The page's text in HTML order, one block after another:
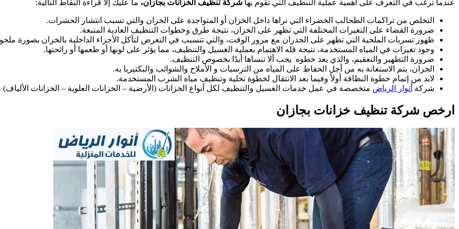
عندما ترغب في التعرف على أهمية عملية التنظيف التي تقوم بها شركة تنظيف الخزانات بجازان، ما عليك إلا قراءة النقاط التالية:
التخلص من تراكمات الطحالب الخضراء التي نراها داخل الخزان أو المتواجدة على الخزان والتي تسبب انتشار الحشرات.
ضرورة القضاء على التغيرات المختلفة التي تظهر على الخزان، نتيجة طرق وخطوات التنظيف العادية المتبعة.
ظهور تسربات الملحية التي تظهر على الجدران مع مرور الوقت، والتي تتسبب في التعرض لتآكل الأجزاء الداخلية بالخزان بصورة
وجود تغيرات في المياه المستخدمة، نتيجة قله الاهتمام بعملية الغسيل والتنظيف، مما يؤثر على لونها أو طعمها أو رائحتها.
ضرورة التطهير والتعقيم، والذي يعد خطوه يجب ألا تنساها أبدًا بخصوص التنظيف.
الخزان، يتم الاستعانة به من أجل الحفاظ على المياه من الترسبات و الأملاح والشوائب والبكتيريا به.
لابد من إتمام خطوة النظافة أولاً وفيما بعد الانتقال لخطوة تحلية وتنظيف مياه الشرب المستخدمة.
شركة أنوار الرياض متخصصة في عمل خدمات الغسيل والتنظيف لكل أنواع الخزانات (الأرضية – الخزانات العلوية – الخزانات الألياف)
ارخص شركة تنظيف خزانات بجازان